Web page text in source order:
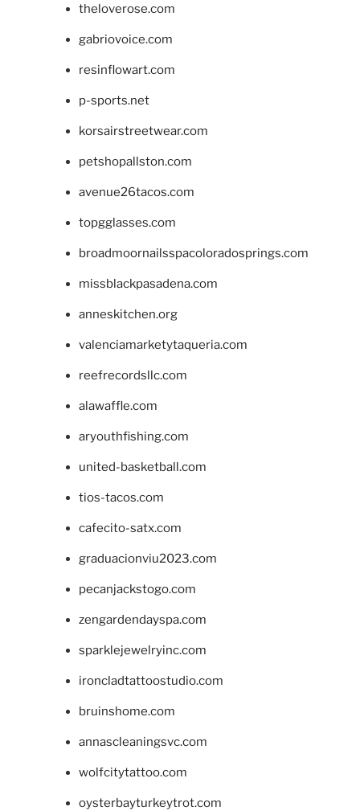
theloverose.com
gabriovoice.com
resinflowart.com
p-sports.net
korsairstreetwear.com
petshopallston.com
avenue26tacos.com
topgglasses.com
broadmoornailsspacoloradosprings.com
missblackpasadena.com
anneskitchen.org
valenciamarketytaqueria.com
reefrecordsllc.com
alawaffle.com
aryouthfishing.com
united-basketball.com
tios-tacos.com
cafecito-satx.com
graduacionviu2023.com
pecanjackstogo.com
zengardendayspa.com
sparklejewelryinc.com
ironcladtattoostudio.com
bruinshome.com
annascleaningsvc.com
wolfcitytattoo.com
oysterbayturkeytrot.com